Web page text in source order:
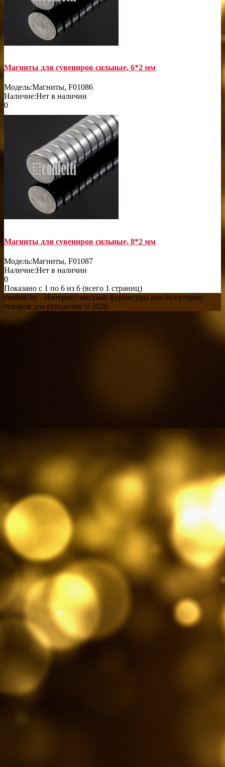
Магниты для сувениров сильные, 6*2 мм
Модель:Магниты, F01086
Наличие:Нет в наличии
0
Магниты для сувениров сильные, 8*2 мм
Модель:Магниты, F01087
Наличие:Нет в наличии
0
Показано с 1 по 6 из 6 (всего 1 страниц)
confetti.by - Интернет-магазин фурнитуры для бижутерии,
товаров для рукоделия © 2026